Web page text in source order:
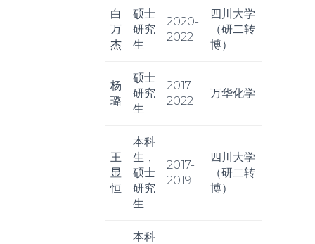
白
万
杰
硕士
研究
生
2020-
2022
四川大学
（研二转
博）
杨
璐
硕士
研究
生
2017-
2022
万华化学
王
显
恒
本科
生，
硕士
研究
生
2017-
2019
四川大学
（研二转
博）
本科